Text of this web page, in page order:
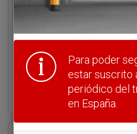
¿Olvidó su clave?
Haga clic aquí para recuperarla.
Para poder
estar suscrito
periódico del
en España.